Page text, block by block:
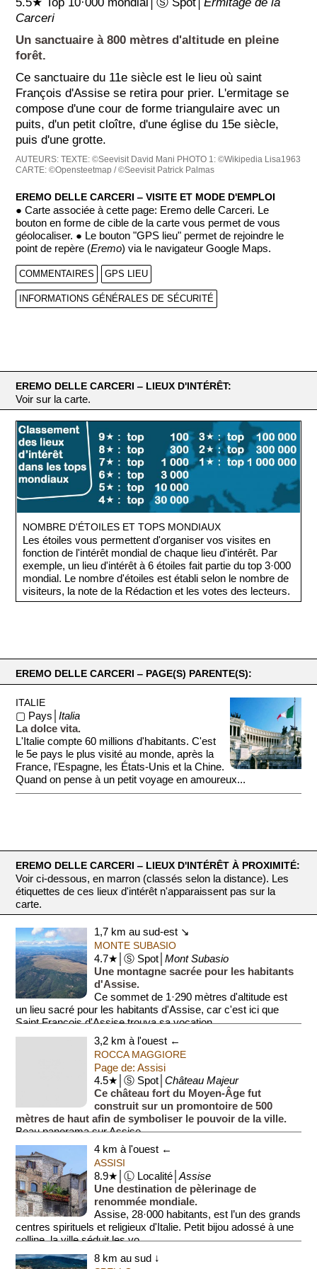
Carceri
Un sanctuaire à 800 mètres d'altitude en pleine
forêt.
Ce sanctuaire du 11e siècle est le lieu où saint
François d'Assise se retira pour prier. L'ermitage se
compose d'une cour de forme triangulaire avec un
puits, d'un petit cloître, d'une église du 15e siècle,
puis d'une grotte.
AUTEURS:TEXTE: ©Seevisit David Mani PHOTO 1: ©Wikipedia Lisa1963
CARTE: ©Opensteetmap / ©Seevisit Patrick Palmas
EREMO DELLE CARCERI ‒ VISITE ET MODE D'EMPLOI
● Carte associée à cette page: Eremo delle Carceri. Le
bouton en forme de cible de la carte vous permet de vous
géolocaliser. ● Le bouton "GPS lieu" permet de rejoindre le
point de repère (Eremo) via le navigateur Google Maps.
COMMENTAIRES GPS LIEU
INFORMATIONS GÉNÉRALES DE SÉCURITÉ
EREMO DELLE CARCERI ‒ LIEUX D'INTÉRÊT:
Voir sur la carte.
NOMBRE D'ÉTOILES ET TOPS MONDIAUX
Les étoiles vous permettent d'organiser vos visites en
fonction de l'intérêt mondial de chaque lieu d'intérêt. Par
exemple, un lieu d'intérêt à 6 étoiles fait partie du top 3·000
mondial. Le nombre d'étoiles est établi selon le nombre de
visiteurs, la note de la Rédaction et les votes des lecteurs.
EREMO DELLE CARCERI ‒ PAGE(S) PARENTE(S):
ITALIE
▢ Pays│Italia
La dolce vita.
L'Italie compte 60 millions d'habitants. C'est
le 5e pays le plus visité au monde, après la
France, l'Espagne, les États-Unis et la Chine.
Quand on pense à un petit voyage en amoureux...
EREMO DELLE CARCERI ‒ LIEUX D'INTÉRÊT À PROXIMITÉ:
Voir ci-dessous, en marron (classés selon la distance). Les
étiquettes de ces lieux d'intérêt n'apparaissent pas sur la
carte.
1,7 km au sud-est ↘
MONTE SUBASIO
4.7★│Ⓢ Spot│Mont Subasio
Une montagne sacrée pour les habitants
d'Assise.
Ce sommet de 1·290 mètres d'altitude est
un lieu sacré pour les habitants d'Assise, car c'est ici que
Saint François d'Assise trouva sa vocation.
3,2 km à l'ouest ←
ROCCA MAGGIORE
Page de: Assisi
4.5★│Ⓢ Spot│Château Majeur
Ce château fort du Moyen-Âge fut
construit sur un promontoire de 500
mètres de haut afin de symboliser le pouvoir de la ville.
Beau panorama sur Assise.
4 km à l'ouest ←
ASSISI
8.9★│Ⓛ Localité│Assise
Une destination de pèlerinage de
renommée mondiale.
Assise, 28·000 habitants, est l’un des grands
centres spirituels et religieux d'Italie. Petit bijou adossé à une
colline, la ville séduit les vo...
8 km au sud ↓